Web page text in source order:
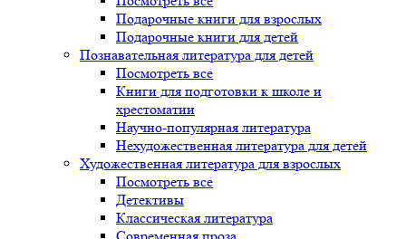
Подарочные книги для взрослых
Подарочные книги для детей
Познавательная литература для детей
Посмотреть все
Книги для подготовки к школе и
хрестоматии
Научно-популярная литература
Нехудожественная литература для детей
Художественная литература для взрослых
Посмотреть все
Детективы
Классическая литература